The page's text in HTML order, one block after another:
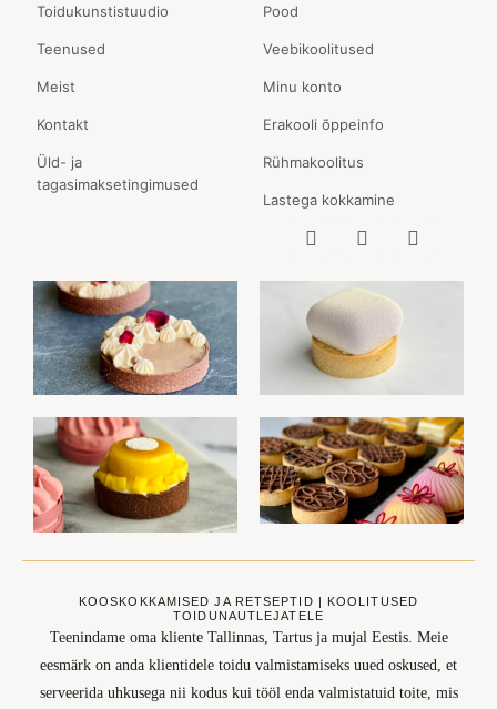
Toidukunstistuudio
Teenused
Meist
Kontakt
Üld- ja
tagasimaksetingimused
Pood
Veebikoolitused
Minu konto
Erakooli õppeinfo
Rühmakoolitus
Lastega kokkamine
KOOSKOKKAMISED JA RETSEPTID | KOOLITUSED
TOIDUNAUTLEJATELE
Teenindame oma kliente Tallinnas, Tartus ja mujal Eestis. Meie
eesmärk on anda klientidele toidu valmistamiseks uued oskused, et
serveerida uhkusega nii kodus kui tööl enda valmistatuid toite, mis